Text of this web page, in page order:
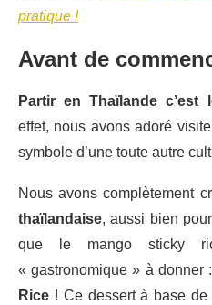
pratique !
Avant de
Partir en Thaïlande c’est
effet, nous avons adoré
symbole d’une toute autre
Nous avons complètement
thaïlandaise, aussi bien
que le mango sticky
« gastronomique » à donner
Rice ! Ce dessert à base